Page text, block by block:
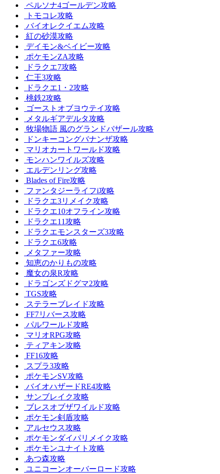
ペルソナ4ゴールデン攻略
トモコレ攻略
バイオレクイエム攻略
紅の砂漠攻略
デイモン&ベイビー攻略
ポケモンZA攻略
ドラクエ7攻略
仁王3攻略
ドラクエ1・2攻略
桃鉄2攻略
ゴーストオブヨウテイ攻略
メタルギアデルタ攻略
牧場物語 風のグランドバザール攻略
ドンキーコングバナンザ攻略
マリオカートワールド攻略
モンハンワイルズ攻略
エルデンリング攻略
Blades of Fire攻略
ファンタジーライフi攻略
ドラクエ3リメイク攻略
ドラクエ10オフライン攻略
ドラクエ11攻略
ドラクエモンスターズ3攻略
ドラクエ6攻略
メタファー攻略
知恵のかりもの攻略
魔女の泉R攻略
ドラゴンズドグマ2攻略
TGS攻略
ステラーブレイド攻略
FF7リバース攻略
パルワールド攻略
マリオRPG攻略
ティアキン攻略
FF16攻略
スプラ3攻略
ポケモンSV攻略
バイオハザードRE4攻略
サンブレイク攻略
ブレスオブザワイルド攻略
ポケモン剣盾攻略
アルセウス攻略
ポケモンダイパリメイク攻略
ポケモンユナイト攻略
あつ森攻略
ユニコーンオーバーロード攻略